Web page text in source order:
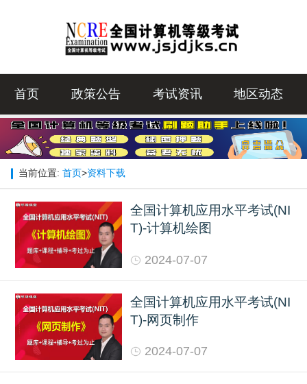
首页 政策公告 考试资讯 地区动态
当前位置: 首页>资料下载
全国计算机应用水平考试(NI
T)-计算机绘图
2024-07-07
全国计算机应用水平考试(NI
T)-网页制作
2024-07-07